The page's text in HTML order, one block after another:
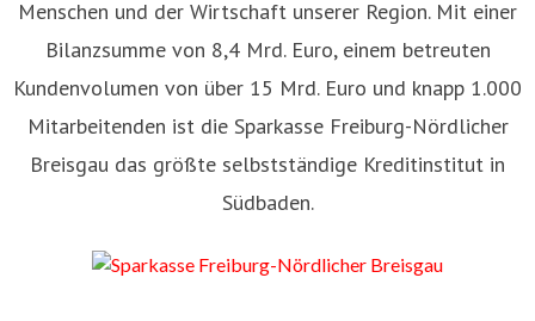
Menschen und der Wirtschaft unserer Region. Mit einer
Bilanzsumme von 8,4 Mrd. Euro, einem betreuten
Kundenvolumen von über 15 Mrd. Euro und knapp 1.000
Mitarbeitenden ist die Sparkasse Freiburg-Nördlicher
Breisgau das größte selbstständige Kreditinstitut in
Südbaden.